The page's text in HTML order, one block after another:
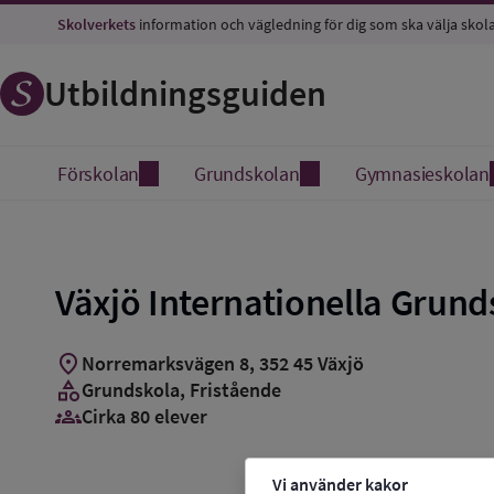
Vi använder kakor
Skolverkets information och vägledning för dig som ska välja
Utbildningsguiden
Förskolan Grundskolan Gymnasieskolan
Växjö Internationella
Spara
location_on Norremarksvägen 8, 35245Växjö
categoryGrundskola, Fristående
groups_3Cirka 80 elever